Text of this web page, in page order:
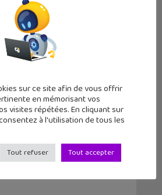
un éditeur de jeu
pour tous
une nouvelle étape avec
de jeu, l'Unreal Editor.
concurrent direct de
sur ce site afin de vous offrir
en mémorisant vos
visites répétées. En cliquant sur
à l'utilisation de tous les
Tout refuser Tout accepter